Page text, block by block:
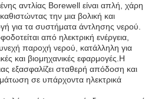
αντλίας Borewell είναι απλή, χάρη
την μια βολική και
για τα συστήματα άντλησης νερού.
από ηλεκτρική ενέργεια,
παροχή νερού, κατάλληλη για
και βιομηχανικές εφαρμογές.Η
εξασφαλίζει σταθερή απόδοση και
σε υπάρχοντα ηλεκτρικά